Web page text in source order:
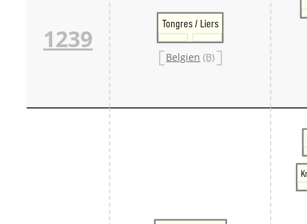
1239
Tongres / Liers
Belgien (B)